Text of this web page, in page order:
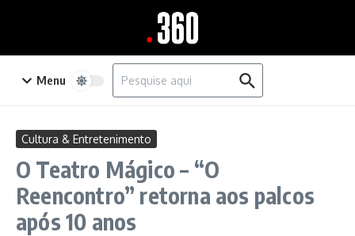
Menu
Procurar por:
Cultura & Entretenimento
O Teatro Mágico – “O
Reencontro” retorna aos palcos
após 10 anos